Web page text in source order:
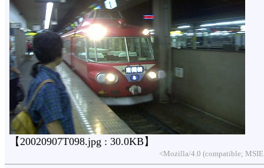
【20020907T098.jpg : 30.0KB】
<Mozilla/4.0 (compatible;